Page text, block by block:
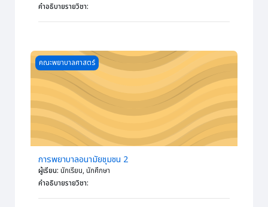
คำอธิบายรายวิชา:
Course image การพยาบาลอนามัยชุมชน 2
คณะพยาบาลศาสตร์
การพยาบาลอนามัยชุมชน 2
ผู้เรียน: นักเรียน, นักศึกษา
คำอธิบายรายวิชา: